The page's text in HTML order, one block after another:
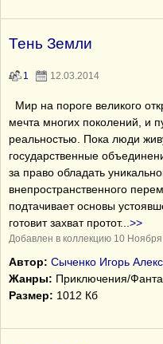
Тень Земли
1 12.03.2014
Мир на пороге великого
мечта многих поколений, и
реальностью. Пока люди
государственные
за право обладать
внепространственного
подтачивает основы
готовит захват протот... >>
Добавлен в коллекцию 10
Автор: Сыченко Игорь
Жанры: Приключения/
Размер: 1012 Кб